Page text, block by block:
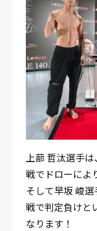
上蔀 哲汰選手
戦でドローによ
そして早坂 峻
戦で判定負けと
なります！